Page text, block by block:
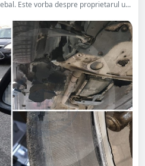
Este vorba despre proprietarul u...